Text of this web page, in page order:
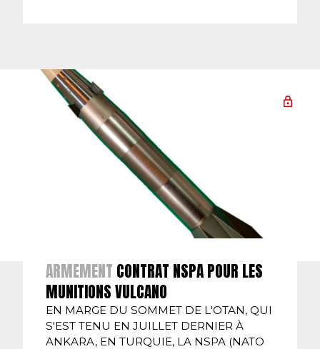
ARMEMENT CONTRAT NSPA POUR LES
MUNITIONS VULCANO
EN MARGE DU SOMMET DE L'OTAN, QUI
S'EST TENU EN JUILLET DERNIER À
ANKARA, EN TURQUIE, LA NSPA (NATO